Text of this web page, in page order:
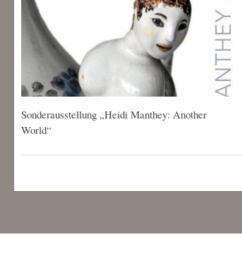
Sonderausstellung „Heidi Manthey: Another
World“